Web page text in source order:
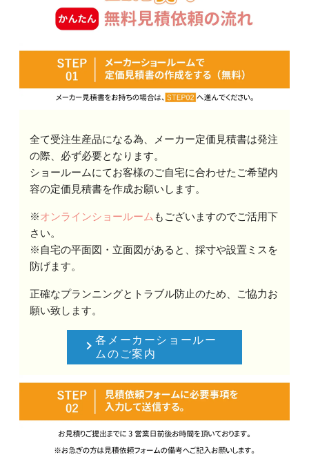
全て受注生産品になる為、メーカー定価見積書は発注
の際、必ず必要となります。
ショールームにてお客様のご自宅に合わせたご希望内
容の定価見積書を作成お願いします。
※オンラインショールーム もございますのでご活用下
さい。
※自宅の平面図・立面図があると、採寸や設置ミスを
防げます。
正確なプランニングとトラブル防止のため、ご協力お
願い致します。
各メーカーショールー
ムのご案内